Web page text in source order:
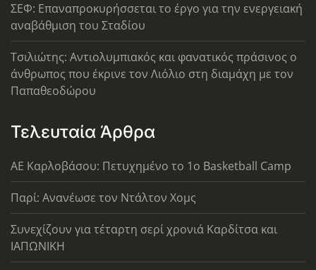
ΣΕΦ: Επαναπροκυρήσσεται το έργο για την ενεργειακή
αναβάθμιση του Σταδίου
Τσιλιώτης: Αντιολυμπιακός και φανατικός πράσινος ο
άνθρωπος που έκρινε τον Λιόλιο στη διαμάχη με τον
Παπαθεοδώρου
Τελευταία Άρθρα
ΑΕ Καρλοβάσου: Πετυχημένο το 1ο Basketball Camp
Παρί: Ανανέωσε τον Ντάλτον Χομς
Συνεχίζουν για τέταρτη σερί χρονιά Καρδίτσα και
ΙΑΠΩΝΙΚΗ